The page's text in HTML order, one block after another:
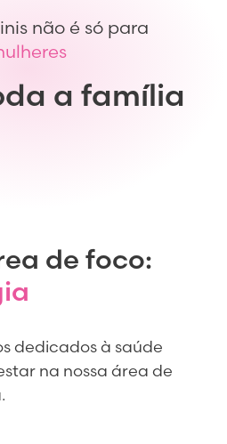
não é só para
a família
de foco:
dedicados à saúde
na nossa área de